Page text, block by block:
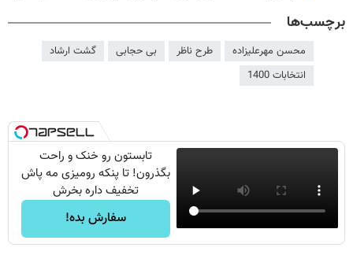
برچسب‌ها
محسن مهرعلیزاده طرح ناظر بی حجابی
گشت ارشاد
انتخابات 1400
تابستون رو خنک و راحت
بگذرون! تا پنکه رومیزی مه پاش
تخفیف داره بخرش
سفارش بده!